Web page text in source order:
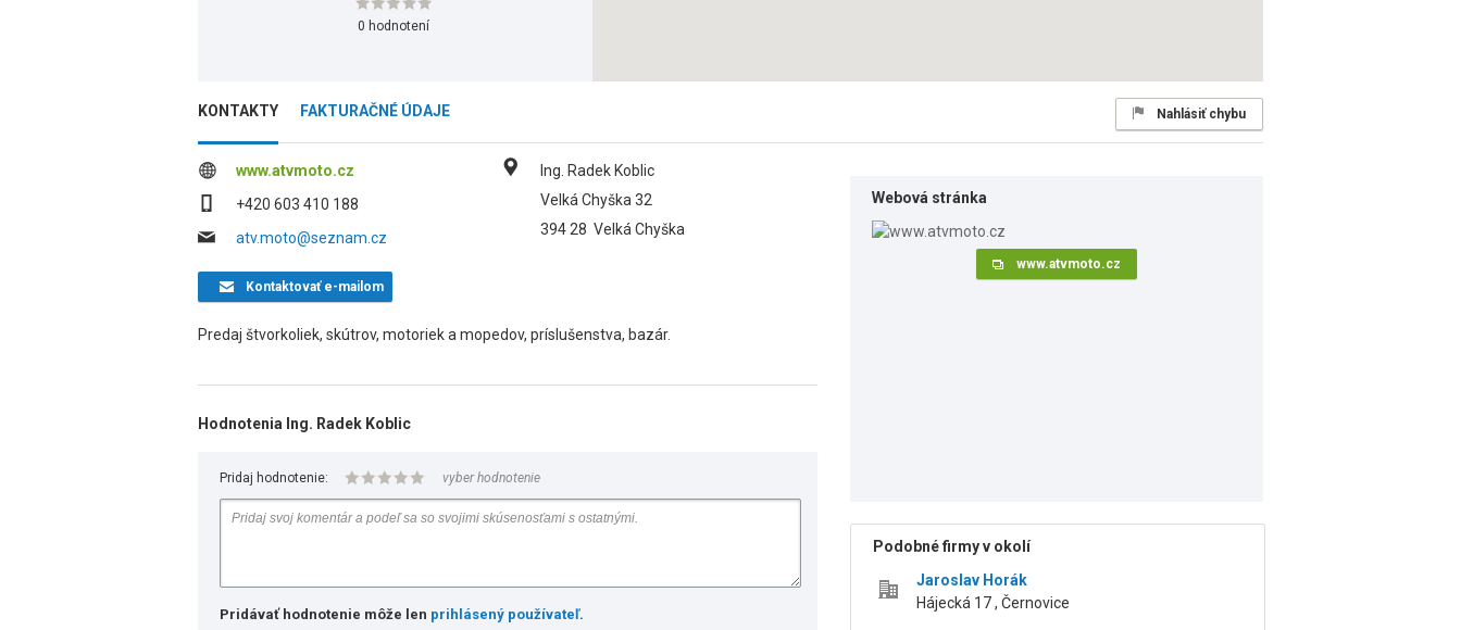
0 hodnotení
KONTAKTY FAKTURAČNÉ ÚDAJE Nahlásiť chybu
www.atvmoto.cz
+420 603 410 188
atv.moto@seznam.cz
Ing. Radek Koblic
Velká Chyška 32
394 28 Velká Chyška
Kontaktovaťe-mailom
Predaj štvorkoliek, skútrov, motoriek a mopedov, príslušenstva, bazár.
Hodnotenia Ing. Radek Koblic
Pridaj hodnotenie: vyber hodnotenie
Pridávať hodnotenie môže len prihlásený používateľ.
Webová stránka
www.atvmoto.cz
Podobné firmy v okolí
Jaroslav Horák
Hájecká 17 , Černovice